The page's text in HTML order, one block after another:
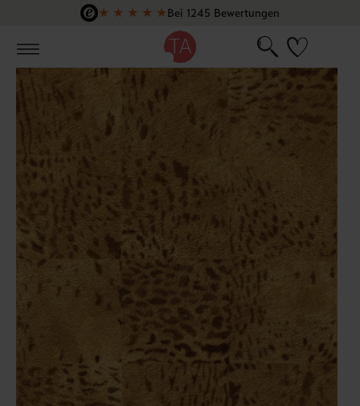
Zum Hauptinhalt springen
★ ★ ★ ★ ★Bei 1245 Bewertungen